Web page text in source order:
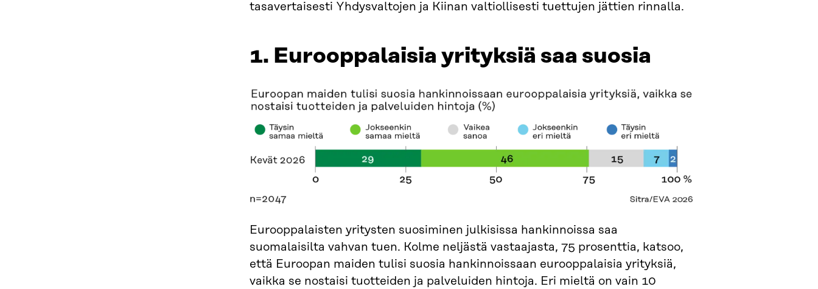
tasavertaisesti Yhdysvaltojen ja Kiinan valtiollisesti tuettujen jättien rinnalla.
1. Eurooppalaisia yrityksiä saa suosia
Eurooppalaisten yritysten suosiminen julkisissa hankinnoissa saa
suomalaisilta vahvan tuen. Kolme neljästä vastaajasta, 75 prosenttia, katsoo,
että Euroopan maiden tulisi suosia hankinnoissaan eurooppalaisia yrityksiä,
vaikka se nostaisi tuotteiden ja palveluiden hintoja. Eri mieltä on vain 10